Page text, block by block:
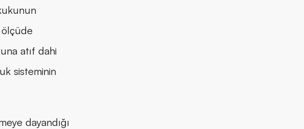
ölçüde
atıf dahi
sisteminin
dayandığı